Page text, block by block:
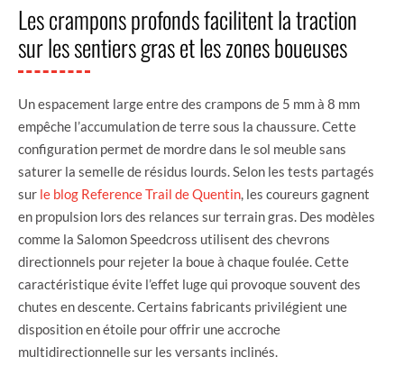
Les crampons profonds facilitent la traction
sur les sentiers gras et les zones boueuses
Un espacement large entre des crampons de 5 mm à 8 mm
empêche l’accumulation de terre sous la chaussure. Cette
configuration permet de mordre dans le sol meuble sans
saturer la semelle de résidus lourds. Selon les tests partagés
sur le blog Reference Trail de Quentin , les coureurs gagnent
en propulsion lors des relances sur terrain gras. Des modèles
comme la Salomon Speedcross utilisent des chevrons
directionnels pour rejeter la boue à chaque foulée. Cette
caractéristique évite l’effet luge qui provoque souvent des
chutes en descente. Certains fabricants privilégient une
disposition en étoile pour offrir une accroche
multidirectionnelle sur les versants inclinés.